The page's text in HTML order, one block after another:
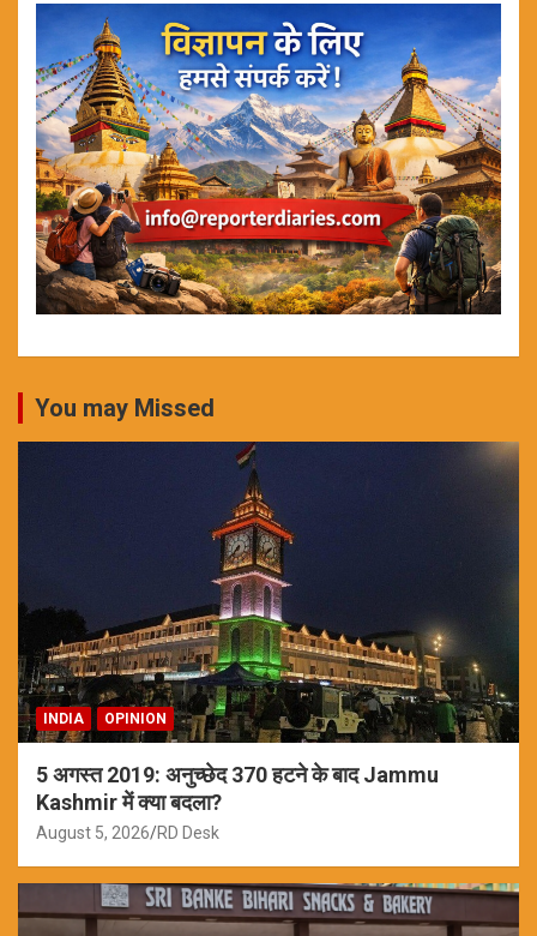
You may Missed
INDIA OPINION
5 अगस्त 2019: अनुच्छेद 370 हटने के बाद Jammu
Kashmir में क्या बदला?
August 5, 2026 RD Desk